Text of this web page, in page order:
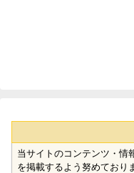
当サイトのコンテンツ・情
を掲載するよう努めており